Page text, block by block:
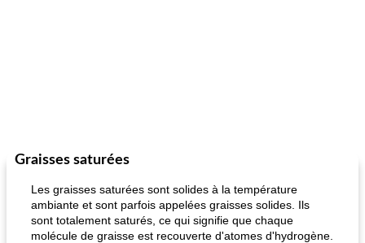
Graisses saturées
Les graisses saturées sont solides à la température
ambiante et sont parfois appelées graisses solides. Ils
sont totalement saturés, ce qui signifie que chaque
molécule de graisse est recouverte d'atomes d'hydrogène.